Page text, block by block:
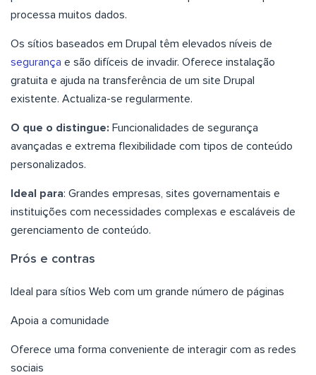
processa muitos dados.
Os sítios baseados em Drupal têm elevados níveis de
segurança e são difíceis de invadir. Oferece instalação
gratuita e ajuda na transferência de um site Drupal
existente. Actualiza-se regularmente.
O que o distingue: Funcionalidades de segurança
avançadas e extrema flexibilidade com tipos de conteúdo
personalizados.
Ideal para: Grandes empresas, sites governamentais e
instituições com necessidades complexas e escaláveis de
gerenciamento de conteúdo.
Prós e contras
Ideal para sítios Web com um grande número de páginas
Apoia a comunidade
Oferece uma forma conveniente de interagir com as redes
sociais